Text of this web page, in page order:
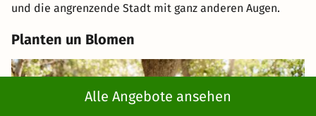
Alle Angebote ansehen
und die angrenzende Stadt mit ganz anderen Augen.
Planten un Blomen